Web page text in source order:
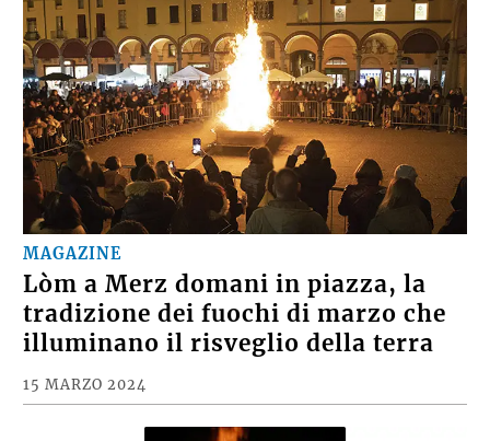
MAGAZINE
Lòm a Merz domani in piazza, la
tradizione dei fuochi di marzo che
illuminano il risveglio della terra
15 MARZO 2024